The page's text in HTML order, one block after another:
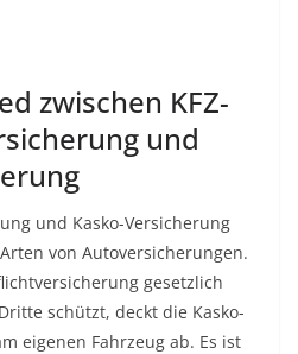
zwischen KFZ-
und
und Kasko-Versicherung
von Autoversicherungen.
gesetzlich
schützt, deckt die Kasko-
eigenen Fahrzeug ab. Es ist